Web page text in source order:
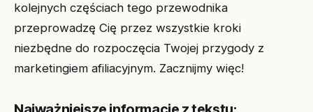
kolejnych częściach tego przewodnika
przeprowadzę Cię przez wszystkie kroki
niezbędne do rozpoczęcia Twojej przygody z
marketingiem afiliacyjnym. Zacznijmy więc!